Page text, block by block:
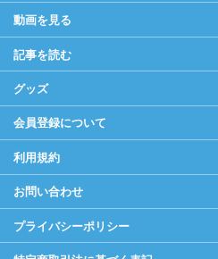
動画を見る
記事を読む
グッズ
会員登録について
利用規約
お問い合わせ
プライバシーポリシー